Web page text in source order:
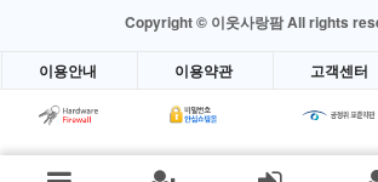
Copyright © 이웃사랑팜 All rights
이용안내 이용약관 고객센터